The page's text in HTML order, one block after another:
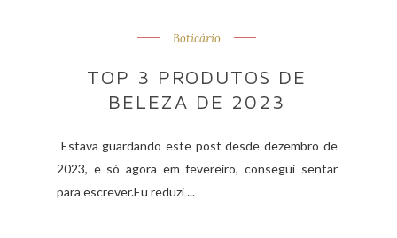
Boticário
TOP 3 PRODUTOS DE
BELEZA DE 2023
Estava guardando este post desde dezembro de
2023, e só agora em fevereiro, consegui sentar
para escrever.Eu reduzi ...